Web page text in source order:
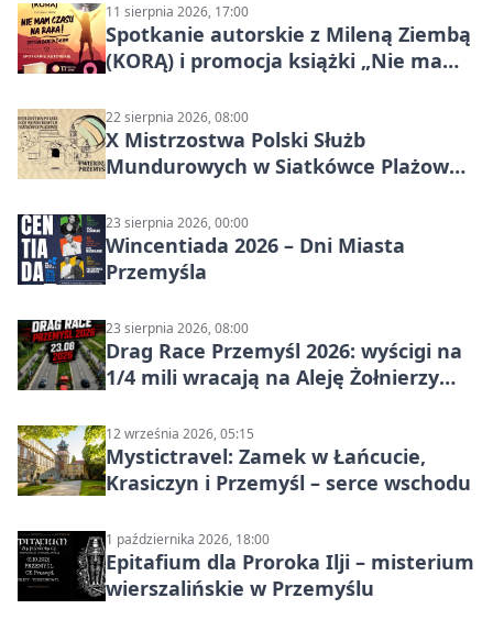
11 sierpnia 2026, 17:00
Spotkanie autorskie z Mileną Ziembą
(KORĄ) i promocja książki „Nie mam
22 sierpnia 2026, 08:00
X Mistrzostwa Polski Służb
Mundurowych w Siatkówce Plażowej
23 sierpnia 2026, 00:00
Wincentiada 2026 – Dni Miasta
Przemyśla
23 sierpnia 2026, 08:00
Drag Race Przemyśl 2026: wyścigi na
1/4 mili wracają na Aleję Żołnierzy
12 września 2026, 05:15
Mystictravel: Zamek w Łańcucie,
Krasiczyn i Przemyśl – serce wschodu
1 października 2026, 18:00
Epitafium dla Proroka Ilji – misterium
wierszalińskie w Przemyślu